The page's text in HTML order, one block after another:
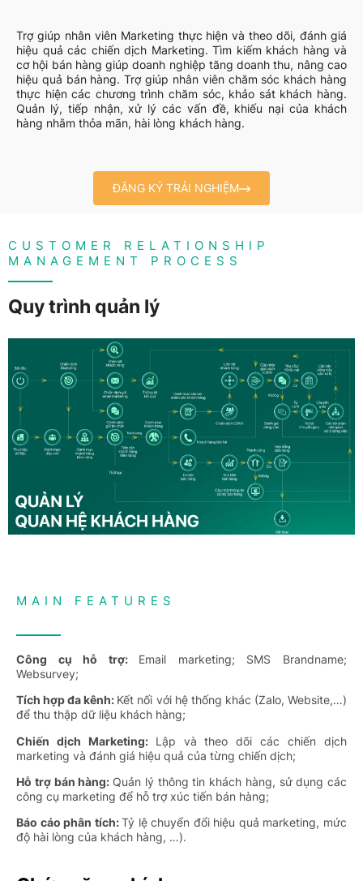
Trợ giúp nhân viên Marketing thực hiện và theo dõi, đánh giá
hiệu quả các chiến dịch Marketing. Tìm kiếm khách hàng và
cơ hội bán hàng giúp doanh nghiệp tăng doanh thu, nâng cao
hiệu quả bán hàng. Trợ giúp nhân viên chăm sóc khách hàng
thực hiện các chương trình chăm sóc, khảo sát khách hàng.
Quản lý, tiếp nhận, xử lý các vấn đề, khiếu nại của khách
hàng nhằm thỏa mãn, hài lòng khách hàng.
ĐĂNG KÝ TRẢI NGHIỆM
CUSTOMER RELATIONSHIP
MANAGEMENT PROCESS
Quy trình quản lý
MAIN FEATURES
Công cụ hỗ trợ: Email marketing; SMS Brandname;
Websurvey;
Tích hợp đa kênh: Kết nối với hệ thống khác (Zalo, Website,…)
để thu thập dữ liệu khách hàng;
Chiến dịch Marketing: Lập và theo dõi các chiến dịch
marketing và đánh giá hiệu quả của từng chiến dịch;
Hỗ trợ bán hàng: Quản lý thông tin khách hàng, sử dụng các
công cụ marketing để hỗ trợ xúc tiến bán hàng;
Báo cáo phân tích:Tỷ lệ chuyển đổi hiệu quả marketing, mức
độ hài lòng của khách hàng, …).